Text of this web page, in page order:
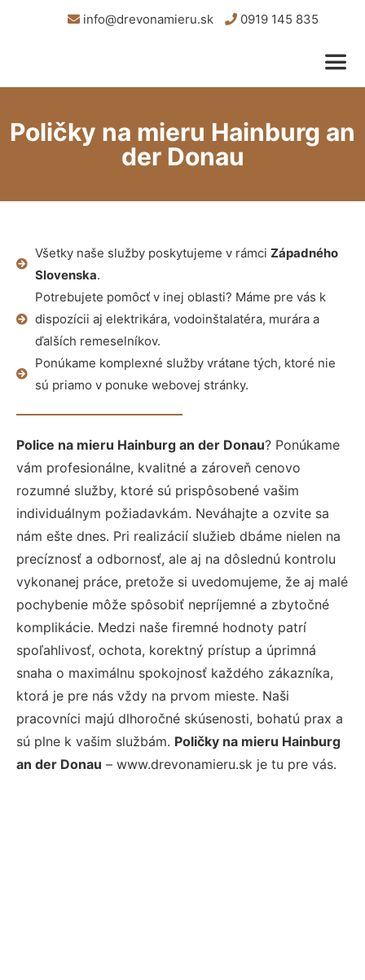
info@drevonamieru.sk 0919 145 835
Poličky na mieru Hainburg an
der Donau
Všetky naše služby poskytujeme v rámci Západného
Slovenska.
Potrebujete pomôcť v inej oblasti? Máme pre vás k
dispozícii aj elektrikára, vodoinštalatéra, murára a
ďalších remeselníkov.
Ponúkame komplexné služby vrátane tých, ktoré nie
sú priamo v ponuke webovej stránky.
Police na mieru Hainburg an der Donau? Ponúkame
vám profesionálne, kvalitné a zároveň cenovo
rozumné služby, ktoré sú prispôsobené vašim
individuálnym požiadavkám. Neváhajte a ozvite sa
nám ešte dnes. Pri realizácií služieb dbáme nielen na
precíznosť a odbornosť, ale aj na dôslednú kontrolu
vykonanej práce, pretože si uvedomujeme, že aj malé
pochybenie môže spôsobiť nepríjemné a zbytočné
komplikácie. Medzi naše firemné hodnoty patrí
spoľahlivosť, ochota, korektný prístup a úprimná
snaha o maximálnu spokojnosť každého zákazníka,
ktorá je pre nás vždy na prvom mieste. Naši
pracovníci majú dlhoročné skúsenosti, bohatú prax a
sú plne k vašim službám. Poličky na mieru Hainburg
an der Donau – www.drevonamieru.sk je tu pre vás.